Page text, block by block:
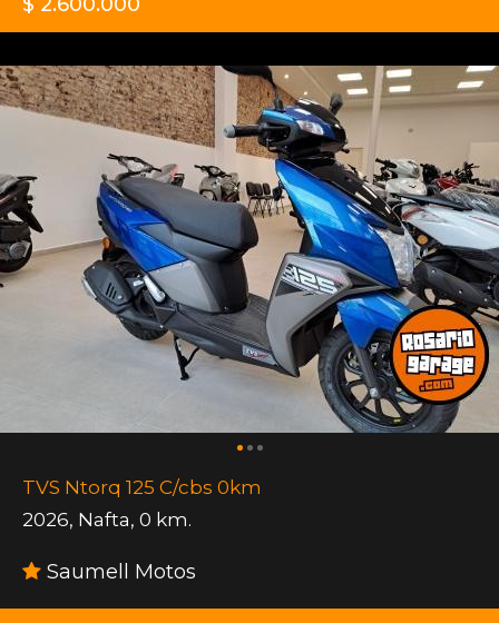
TVS Ntorq 125 C/cbs 0km
2026, Nafta, 0 km.
Saumell Motos